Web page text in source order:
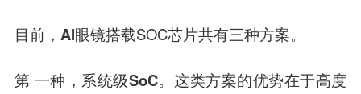
目前， AI眼镜搭载SOC芯片共有三种方案。
第 一种，系统级SoC。 这类方案的优势在于高度